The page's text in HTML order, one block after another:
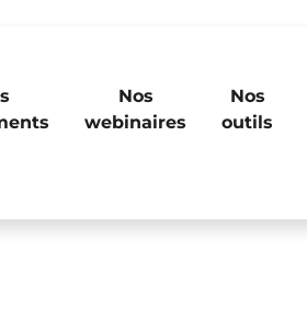
Nos
webinaires
Nos
outils